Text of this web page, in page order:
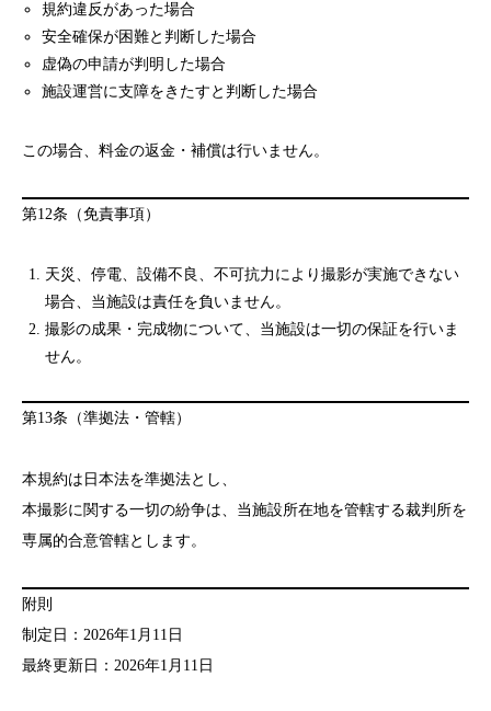
規約違反があった場合
安全確保が困難と判断した場合
虚偽の申請が判明した場合
施設運営に支障をきたすと判断した場合
この場合、料金の返金・補償は行いません。
第12条（免責事項）
天災、停電、設備不良、不可抗力により撮影が実施できない
場合、当施設は責任を負いません。
撮影の成果・完成物について、当施設は一切の保証を行いま
せん。
第13条（準拠法・管轄）
本規約は日本法を準拠法とし、
本撮影に関する一切の紛争は、当施設所在地を管轄する裁判所を
専属的合意管轄とします。
附則
制定日：2026年1月11日
最終更新日：2026年1月11日